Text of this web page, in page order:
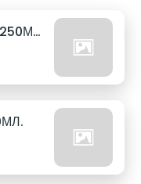
103. ФАНТА ПОРТОКАЛ КЕН - 250МЛ.